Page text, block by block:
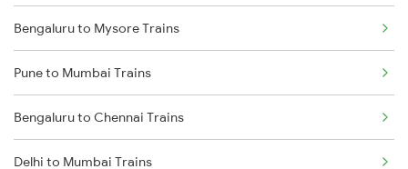
Bengaluru to Mysore Trains
Pune to Mumbai Trains
Bengaluru to Chennai Trains
Delhi to Mumbai Trains